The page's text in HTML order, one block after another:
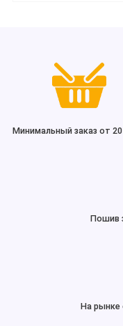
Минимальный заказ от
Пошив
На рынке